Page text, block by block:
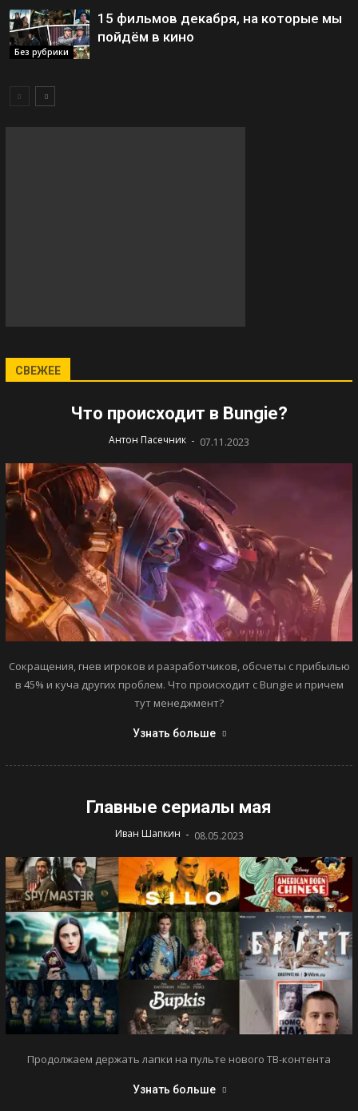
Без рубрики
15 фильмов декабря, на которые мы
пойдём в кино
СВЕЖЕЕ
Что происходит в Bungie?
Антон Пасечник - 07.11.2023
Сокращения, гнев игроков и разработчиков, обсчеты с прибылью
в 45% и куча других проблем. Что происходит с Bungie и причем
тут менеджмент?
Узнать больше
Главные сериалы мая
Иван Шапкин - 08.05.2023
Продолжаем держать лапки на пульте нового ТВ-контента
Узнать больше